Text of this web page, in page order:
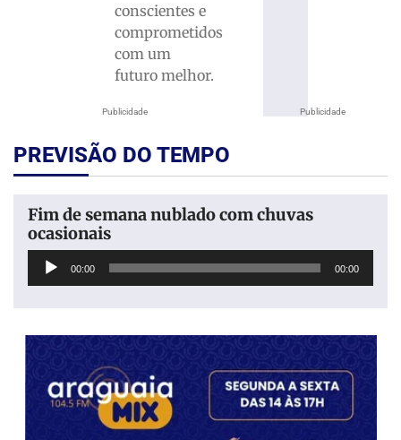
Publicidade
conscientes e
comprometidos
com um
futuro melhor.
Publicidade
PREVISÃO DO TEMPO
Fim de semana nublado com chuvas
ocasionais
Tocador
00:00 00:00